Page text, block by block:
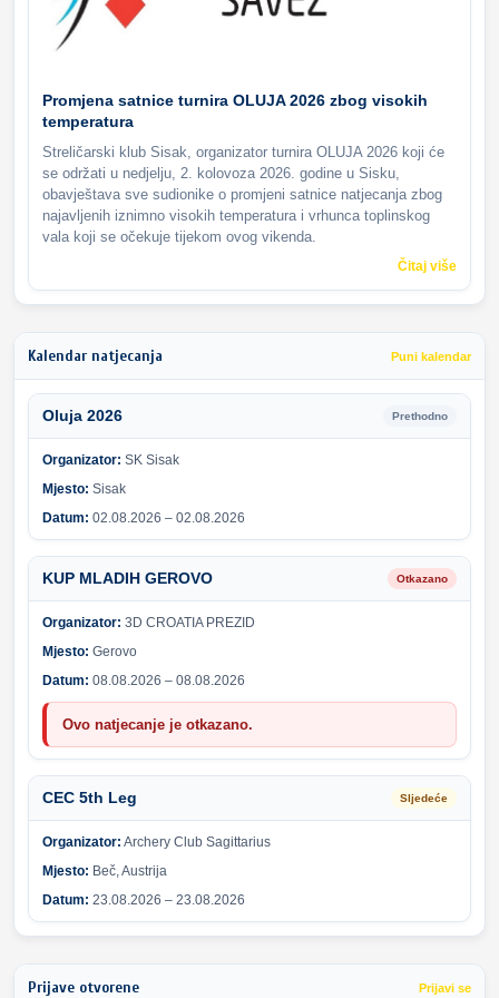
Promjena satnice turnira OLUJA 2026 zbog visokih
temperatura
Streličarski klub Sisak, organizator turnira OLUJA 2026 koji će
se održati u nedjelju, 2. kolovoza 2026. godine u Sisku,
obavještava sve sudionike o promjeni satnice natjecanja zbog
najavljenih iznimno visokih temperatura i vrhunca toplinskog
vala koji se očekuje tijekom ovog vikenda.
Čitaj više
Kalendar natjecanja Puni kalendar
Oluja 2026 Prethodno
Organizator: SK Sisak
Mjesto: Sisak
Datum: 02.08.2026 – 02.08.2026
KUP MLADIH GEROVO Otkazano
Organizator: 3D CROATIA PREZID
Mjesto: Gerovo
Datum: 08.08.2026 – 08.08.2026
Ovo natjecanje je otkazano.
CEC 5th Leg Sljedeće
Organizator: Archery Club Sagittarius
Mjesto: Beč, Austrija
Datum: 23.08.2026 – 23.08.2026
Prijave otvorene Prijavi se